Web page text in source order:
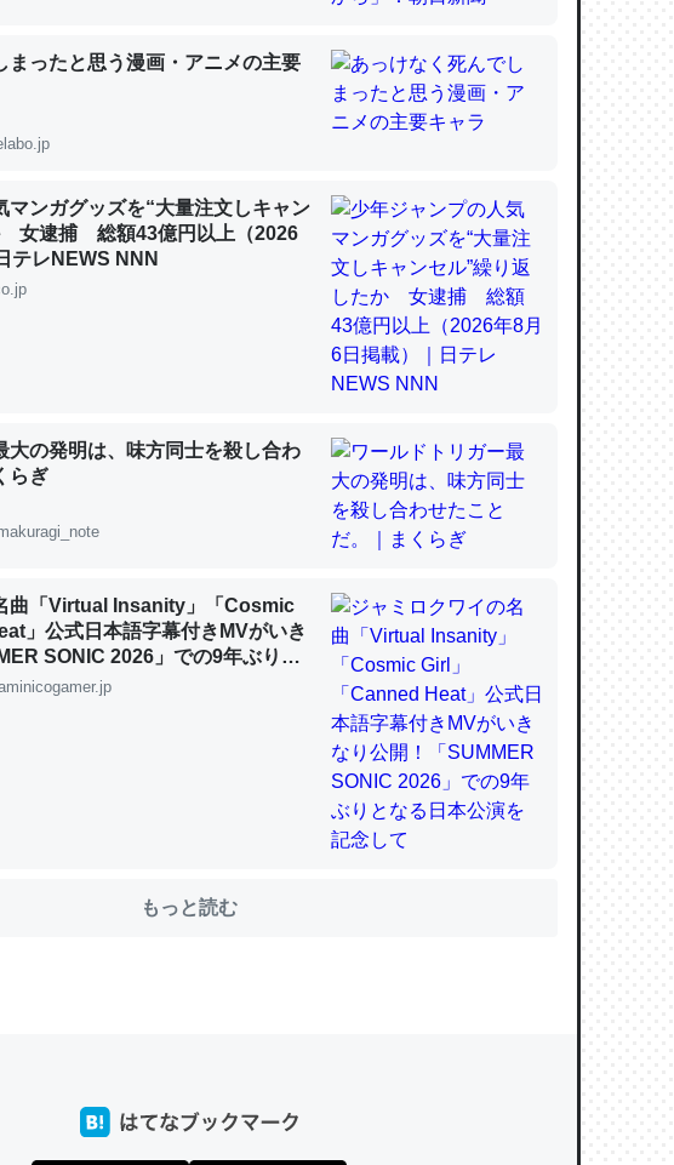
】昆虫学の大問題＝「昆虫はなぜ海にいないのか」に関する新仮説
シウムも酸素も不足してて両方に不利だから両方が拮抗してるので
海にいる鋏角類（カブトガニ・ウミグモ）はカルシウムを使わずキ
】昆虫学の大問題＝「昆虫はなぜ海にいないのか」に関する新仮説
カルシウムを大量に使う脊椎動物と貝類は苦労してるんだな…。腹足
メクジになったり努力してるし。
置いて４年。でたまに覗いてる。ぼちぼちRingも置こうかと画策
ップで位置情報を共有してる。電池残量や充電中かが分かるのでこ
だった遠方の父67歳と僕。ITツール導入でコミュニケーションが劇的に変化し
まったと思う漫画・アニメの主要
マンガグッズを“大量注文しキャン
女逮捕 総額43億円以上（2026
テレNEWS NNN
大の発明は、味方同士を殺し合わ
らぎ
曲「Virtual Insanity」「Cosmic
」公式日本語字幕付きMVがいき
SONIC 2026」での9年ぶりと
して
もっと読む